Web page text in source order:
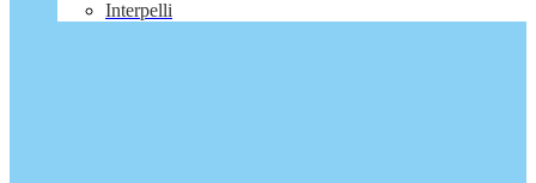
Interpelli